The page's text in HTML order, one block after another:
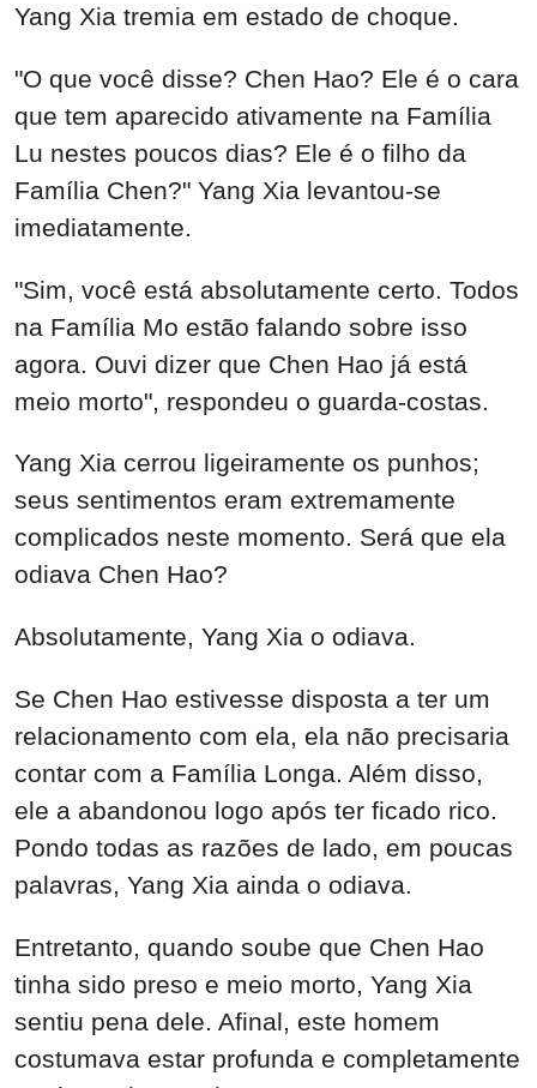
Yang Xia tremia em estado de choque.
"O que você disse? Chen Hao? Ele é o cara
que tem aparecido ativamente na Família
Lu nestes poucos dias? Ele é o filho da
Família Chen?" Yang Xia levantou-se
imediatamente.
"Sim, você está absolutamente certo. Todos
na Família Mo estão falando sobre isso
agora. Ouvi dizer que Chen Hao já está
meio morto", respondeu o guarda-costas.
Yang Xia cerrou ligeiramente os punhos;
seus sentimentos eram extremamente
complicados neste momento. Será que ela
odiava Chen Hao?
Absolutamente, Yang Xia o odiava.
Se Chen Hao estivesse disposta a ter um
relacionamento com ela, ela não precisaria
contar com a Família Longa. Além disso,
ele a abandonou logo após ter ficado rico.
Pondo todas as razões de lado, em poucas
palavras, Yang Xia ainda o odiava.
Entretanto, quando soube que Chen Hao
tinha sido preso e meio morto, Yang Xia
sentiu pena dele. Afinal, este homem
costumava estar profunda e completamente